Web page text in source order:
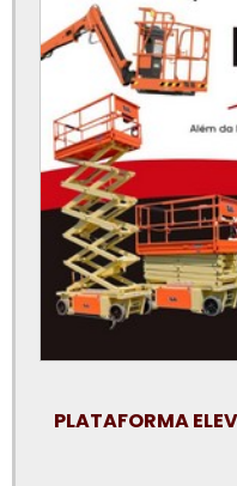
Locação de plataforma de
Locação de plataforma
Locação de plataforma
Locação de plataforma
Locação de plataforma
Locação de plataforma
Locação de plataforma
Locação de plataforma
Locação de plataforma
PLATAFORMA